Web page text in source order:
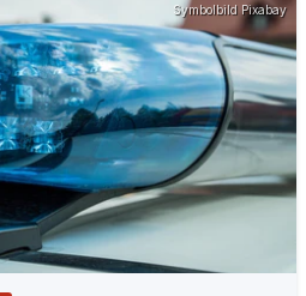
Symbolbild Pixabay